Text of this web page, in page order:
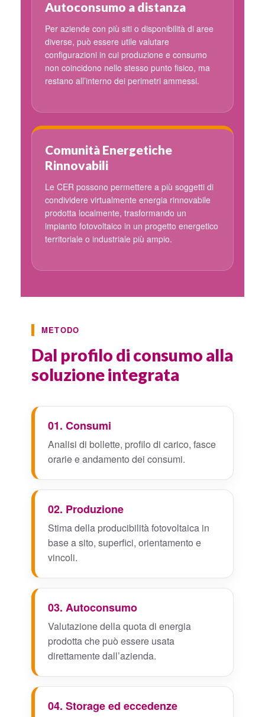
Autoconsumo a distanza
Per aziende con più siti o disponibilità di aree
diverse, può essere utile valutare
configurazioni in cui produzione e consumo
non coincidono nello stesso punto fisico, ma
restano all’interno dei perimetri ammessi.
Comunità Energetiche
Rinnovabili
Le CER possono permettere a più soggetti di
condividere virtualmente energia rinnovabile
prodotta localmente, trasformando un
impianto fotovoltaico in un progetto energetico
territoriale o industriale più ampio.
METODO
Dal profilo di consumo alla
soluzione integrata
01. Consumi
Analisi di bollette, profilo di carico, fasce
orarie e andamento dei consumi.
02. Produzione
Stima della producibilità fotovoltaica in
base a sito, superfici, orientamento e
vincoli.
03. Autoconsumo
Valutazione della quota di energia
prodotta che può essere usata
direttamente dall’azienda.
04. Storage ed eccedenze